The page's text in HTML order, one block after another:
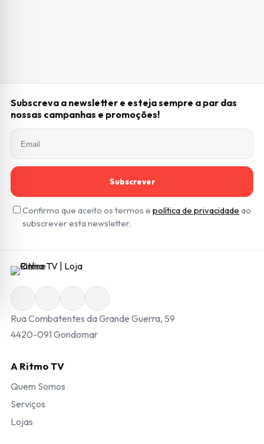
Subscreva a newsletter e esteja sempre a par das
nossas campanhas e promoções!
Subscrever
Confirmo que aceito os termos e política de privacidade ao
subscrever esta newsletter.
Rua Combatentes da Grande Guerra, 59
4420-091 Gondomar
A Ritmo TV
Quem Somos
Serviços
Lojas